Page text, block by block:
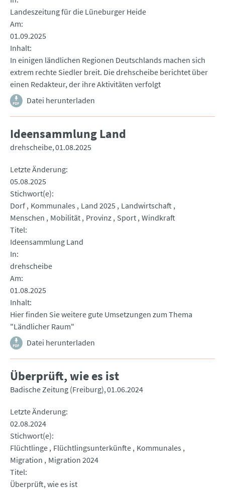
Landeszeitung für die Lüneburger Heide
Am
01.09.2025
Inhalt
In einigen ländlichen Regionen Deutschlands machen sich
extrem rechte Siedler breit. Die drehscheibe berichtet über
einen Redakteur, der ihre Aktivitäten verfolgt
Datei herunterladen
Ideensammlung Land
drehscheibe 01.08.2025
Letzte Änderung
05.08.2025
Stichwort(e)
Dorf Kommunales Land 2025
Landwirtschaft
Menschen
Mobilität Provinz Sport Windkraft
Titel
Ideensammlung Land
In
drehscheibe
Am
01.08.2025
Inhalt
Hier finden Sie weitere gute Umsetzungen zum Thema
"Ländlicher Raum"
Datei herunterladen
Überprüft, wie es ist
Badische Zeitung (Freiburg) 01.06.2024
Letzte Änderung
02.08.2024
Stichwort(e)
Flüchtlinge Flüchtlingsunterkünfte Kommunales
Migration
Migration 2024
Titel
Überprüft, wie es ist